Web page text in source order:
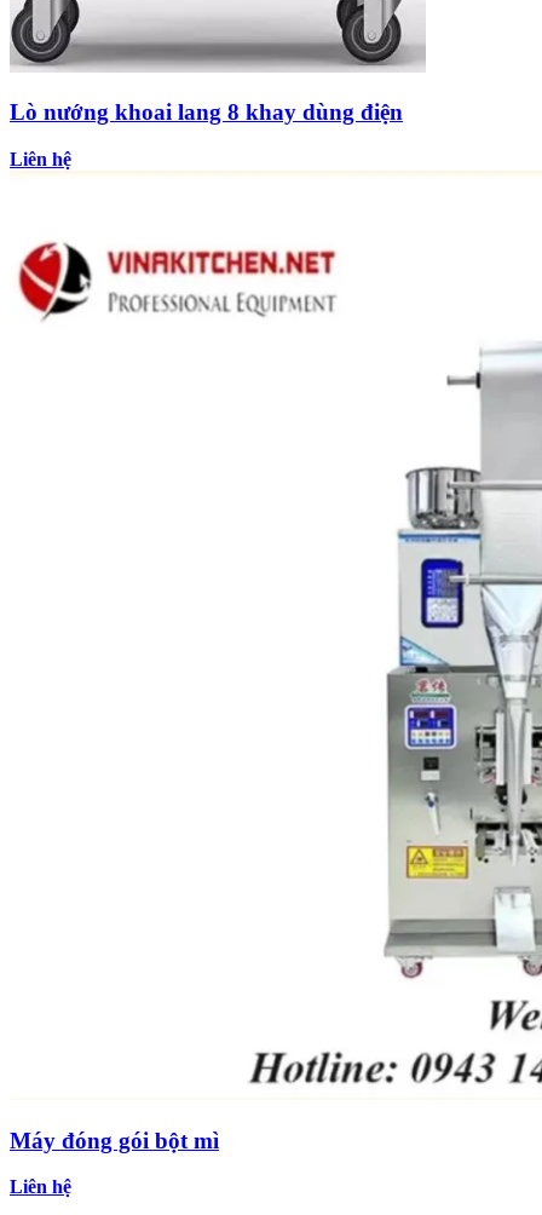
Lò nướng khoai lang 8 khay dùng điện
Liên hệ
Máy đóng gói bột mì
Liên hệ